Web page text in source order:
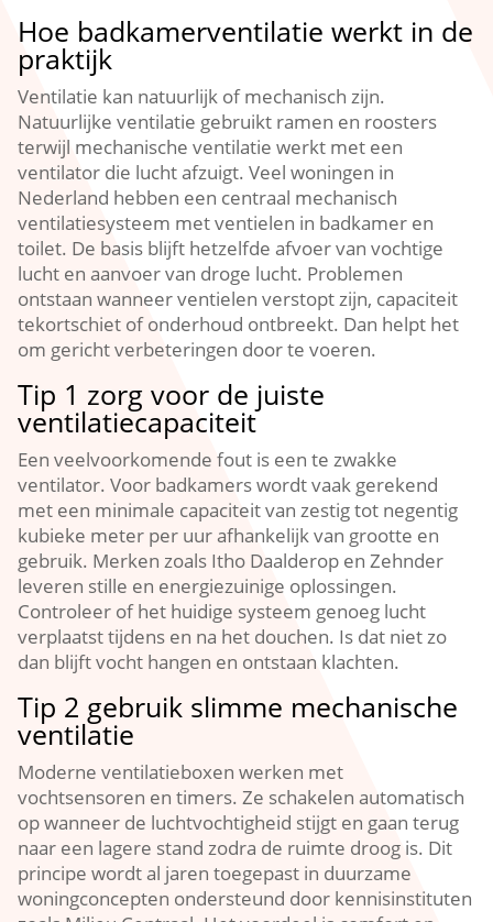
Hoe badkamerventilatie werkt in de
praktijk
Ventilatie kan natuurlijk of mechanisch zijn.​
Natuurlijke ventilatie gebruikt ramen en roosters
terwijl mechanische ventilatie werkt met een
ventilator die lucht afzuigt.​ Veel woningen in
Nederland hebben een centraal mechanisch
ventilatiesysteem met ventielen in badkamer en
toilet.​ De basis blijft hetzelfde afvoer van vochtige
lucht en aanvoer van droge lucht.​ Problemen
ontstaan wanneer ventielen verstopt zijn, capaciteit
tekortschiet of onderhoud ontbreekt.​ Dan helpt het
om gericht verbeteringen door te voeren.​
Tip 1 zorg voor de juiste
ventilatiecapaciteit
Een veelvoorkomende fout is een te zwakke
ventilator.​ Voor badkamers wordt vaak gerekend
met een minimale capaciteit van zestig tot negentig
kubieke meter per uur afhankelijk van grootte en
gebruik.​ Merken zoals Itho Daalderop en Zehnder
leveren stille en energiezuinige oplossingen.​
Controleer of het huidige systeem genoeg lucht
verplaatst tijdens en na het douchen.​ Is dat niet zo
dan blijft vocht hangen en ontstaan klachten.​
Tip 2 gebruik slimme mechanische
ventilatie
Moderne ventilatieboxen werken met
vochtsensoren en timers.​ Ze schakelen automatisch
op wanneer de luchtvochtigheid stijgt en gaan terug
naar een lagere stand zodra de ruimte droog is.​ Dit
principe wordt al jaren toegepast in duurzame
woningconcepten ondersteund door kennisinstituten